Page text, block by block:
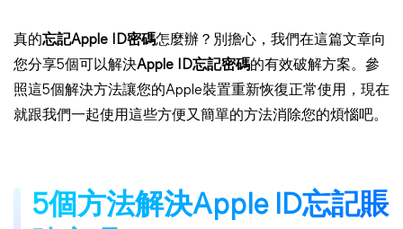
真的忘記Apple ID密碼怎麼辦？別擔心，我們在這篇文章向
您分享5個可以解決Apple ID忘記密碼的有效破解方案。參
照這5個解決方法讓您的Apple裝置重新恢復正常使用，現在
就跟我們一起使用這些方便又簡單的方法消除您的煩惱吧。
5個方法解決Apple ID忘記賬